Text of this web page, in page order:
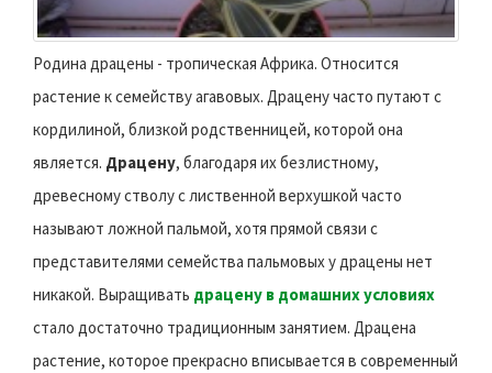
Родина драцены - тропическая Африка. Относится
растение к семейству агавовых. Драцену часто путают с
кордилиной, близкой родственницей, которой она
является. Драцену, благодаря их безлистному,
древесному стволу с лиственной верхушкой часто
называют ложной пальмой, хотя прямой связи с
представителями семейства пальмовых у драцены нет
никакой. Выращивать драцену в домашних условиях
стало достаточно традиционным занятием. Драцена
растение, которое прекрасно вписывается в современный